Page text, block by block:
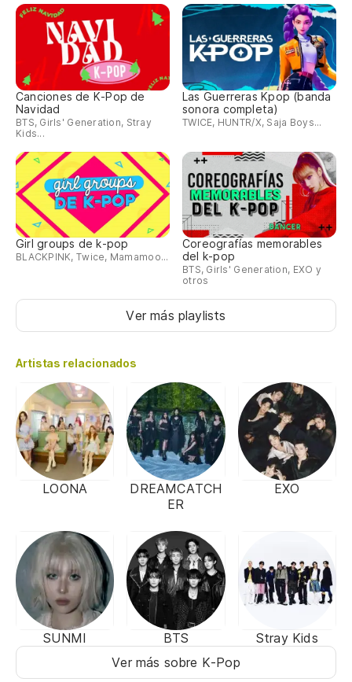
Canciones de K-Pop de
Navidad
BTS, Girls' Generation, Stray
Kids...
Las Guerreras Kpop (banda
sonora completa)
TWICE, HUNTR/X, Saja Boys...
Girl groups de k-pop
BLACKPINK, Twice, Mamamoo...
Coreografías memorables
del k-pop
BTS, Girls' Generation, EXO y
otros
Ver más playlists
Artistas relacionados
LOONA
DREAMCATCH
ER
EXO
SUNMI BTS
Stray Kids
Ver más sobre K-Pop